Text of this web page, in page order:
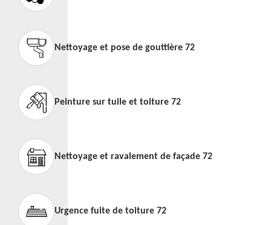
Nettoyage et pose de gouttière 72
Peinture sur tuile et toiture 72
Nettoyage et ravalement de façade 72
Urgence fuite de toiture 72